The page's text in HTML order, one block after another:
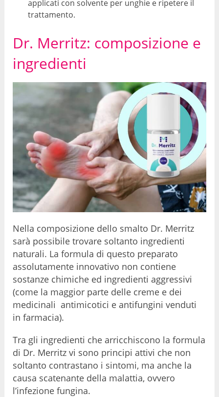
applicati con solvente per unghie e ripetere il
trattamento.
Dr. Merritz: composizione e
ingredienti
Nella composizione dello smalto Dr. Merritz
sarà possibile trovare soltanto ingredienti
naturali. La formula di questo preparato
assolutamente innovativo non contiene
sostanze chimiche ed ingredienti aggressivi
(come la maggior parte delle creme e dei
medicinali antimicotici e antifungini venduti
in farmacia).
Tra gli ingredienti che arricchiscono la formula
di Dr. Merritz vi sono principi attivi che non
soltanto contrastano i sintomi, ma anche la
causa scatenante della malattia, ovvero
l’infezione fungina.